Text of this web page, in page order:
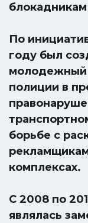
По
году был
молодежный
полиции в
борьбе с
комплексах.
С 2008 по
являлась